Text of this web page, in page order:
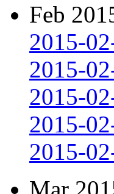
Feb
2015-
2015-
2015-
2015-
2015-
Mar